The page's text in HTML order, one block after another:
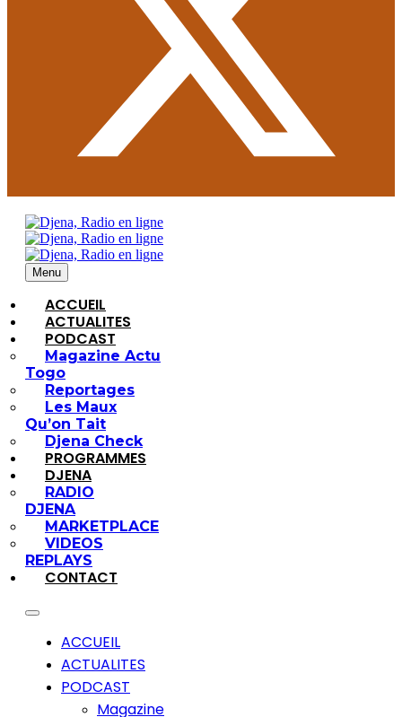
Menu
ACCUEIL
ACTUALITES
PODCAST
Magazine Actu
Togo
Reportages
Les Maux
Qu’on Tait
Djena Check
PROGRAMMES
DJENA
RADIO
DJENA
MARKETPLACE
VIDEOS
REPLAYS
CONTACT
ACCUEIL
ACTUALITES
PODCAST
Magazine